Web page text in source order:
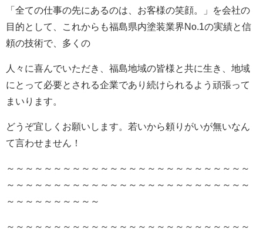
「全ての仕事の先にあるのは、お客様の笑顔。」を会社の
目的として、これからも福島県内塗装業界No.1の実績と信
頼の技術で、多くの
人々に喜んでいただき、福島地域の皆様と共に生き、地域
にとって必要とされる企業であり続けられるよう頑張って
まいります。
どうぞ宜しくお願いします。若いから頼りがいが無いなん
て言わせません！
～～～～～～～～～～～～～～～～～～～～～～～～～～
～～～～～～～～～～～～～～～～～～～～～～～～～～
～～～～～～～～～～
～～～～～～～～～～～～～～～～～～～～～～～～～～